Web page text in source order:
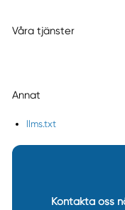
Våra tjänster
Annat
llms.txt
Kontakta oss